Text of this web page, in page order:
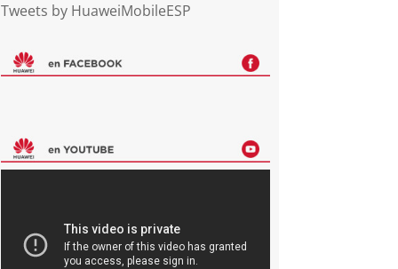
Tweets by HuaweiMobileESP